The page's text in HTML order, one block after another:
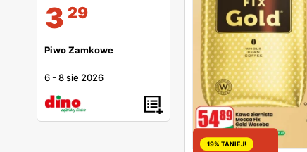
3 29
Piwo Zamkowe
6 -8 sie 2026
19% TANIEJ!